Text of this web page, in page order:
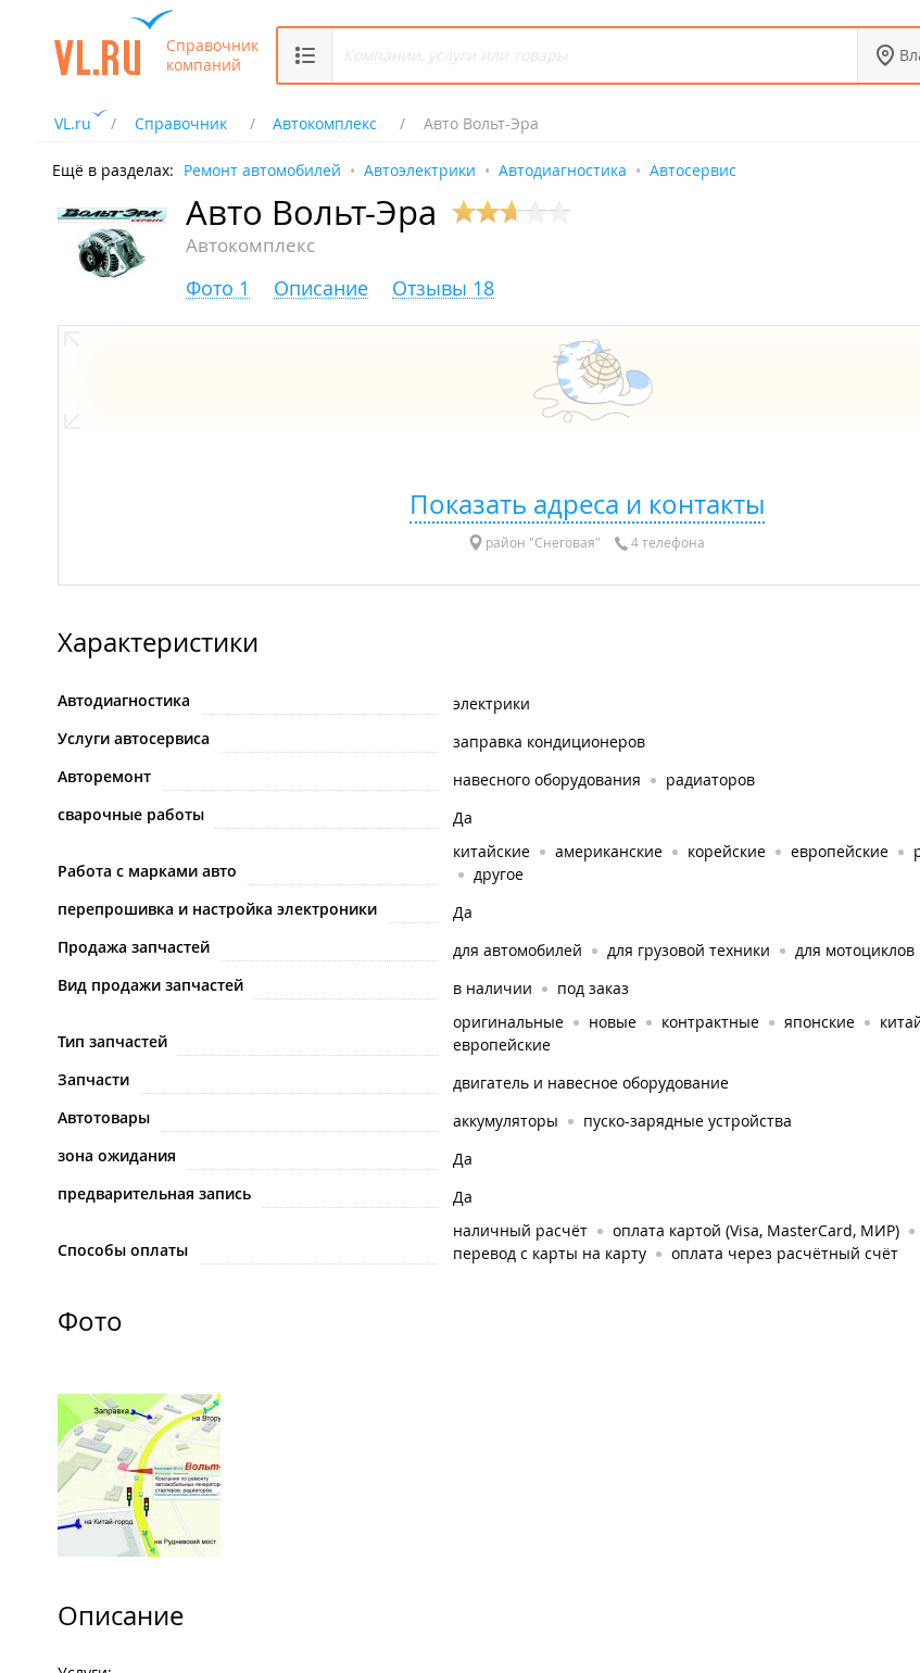
Справочник
компаний
VL.ru Справочник Автокомплекс Авто Вольт-Эра
Ещё в разделах: Ремонт автомобилей Автоэлектрики Автодиагностика Автосервис
Авто Вольт-Эра
Автокомплекс
Фото 1 Описание Отзывы 18
Показать адреса и контакты
район "Снеговая" 4 телефона
Характеристики
Автодиагностика
электрики
Услуги автосервиса
заправка кондиционеров
Авторемонт
навесного оборудования
радиаторов
сварочные работы
Да
Работа с марками авто
китайские американские корейские европейские
другое
перепрошивка и настройка электроники
Да
Продажа запчастей
для автомобилей для грузовой техники
для мотоциклов
Вид продажи запчастей
в наличии под заказ
Тип запчастей
оригинальные новые контрактные японские
европейские
Запчасти
двигатель и навесное оборудование
Автотовары
аккумуляторы
пуско-зарядные устройства
зона ожидания
Да
предварительная запись
Да
Способы оплаты
наличный расчёт оплата картой (Visa, MasterCard, МИР)
перевод с карты на карту
оплата через расчётный счёт
Фото
Описание